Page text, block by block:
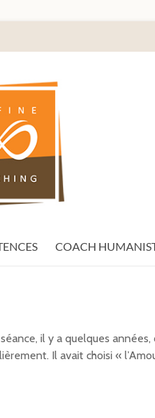
COACH
séance, il y a quelques
Il avait choisi «